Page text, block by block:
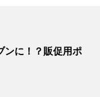
に！？販促用ポ